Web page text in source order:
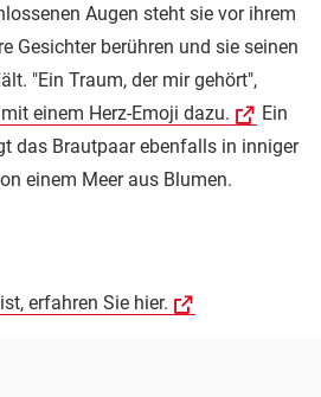
Augen steht sie vor ihrem
Gesichter berühren und sie seinen
"Ein Traum, der mir gehört",
einem Herz-Emoji dazu.
Ein
das Brautpaar ebenfalls in inniger
einem Meer aus Blumen.
erfahren Sie hier.